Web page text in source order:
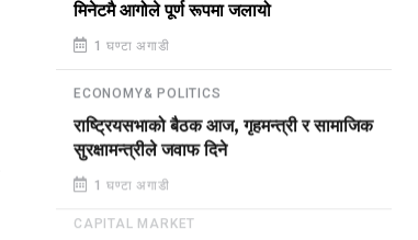
मिनेटमै आगोले पूर्ण रूपमा जलायो
1 घण्टा अगाडी
ECONOMY& POLITICS
राष्ट्रियसभाको बैठक आज, गृहमन्त्री र सामाजिक
सुरक्षामन्त्रीले जवाफ दिने
1 घण्टा अगाडी